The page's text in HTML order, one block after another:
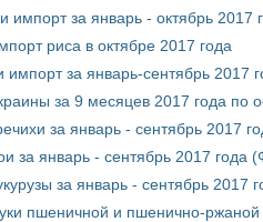
и импорт за январь - октябрь
риса в октябре 2017 года
импорт за январь-сентябрь 2017
за 9 месяцев 2017 года по
за январь - сентябрь 2017
за январь - сентябрь 2017 года
за январь - сентябрь 2017
пшеничной и пшенично-